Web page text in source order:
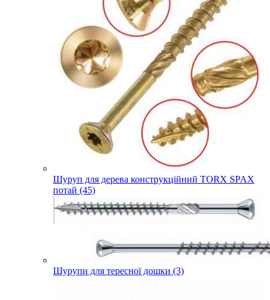
Шуруп для дерева конструкційний TORX SPAX
потай (45)
Шурупи для тересної дошки (3)